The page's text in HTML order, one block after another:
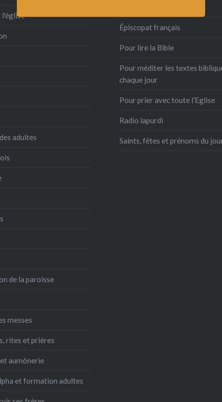
l'église
adultes
de la paroisse
messes
rites et prières
aumônerie
et formation adultes
Épiscopat français
Pour lire la Bible
Pour méditer les textes
chaque jour
Pour prier avec toute l’Eglise
Radio lapurdi
Saints, fêtes et prénoms du